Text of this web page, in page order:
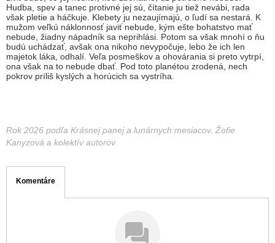
Hudba, spev a tanec protivné jej sú, čítanie ju tiež nevábi, rada
však pletie a háčkuje. Klebety ju nezaujímajú, o ľudí sa nestará. K
mužom veľkú náklonnosť javiť nebude, kým ešte bohatstvo mať
nebude, žiadny nápadník sa neprihlási. Potom sa však mnohí o ňu
budú uchádzať, avšak ona nikoho nevypočuje, lebo že ich len
majetok láka, odhalí. Veľa posmeškov a ohovárania si preto vytrpí,
ona však na to nebude dbať. Pod toto planétou zrodená, nech
pokrov príliš kyslých a horúcich sa vystríha.
Rok 2026 podľa Krásnej panej a lunárnych mesiacov. Žofie
Kanyzová a kolektív autorov
Komentáre